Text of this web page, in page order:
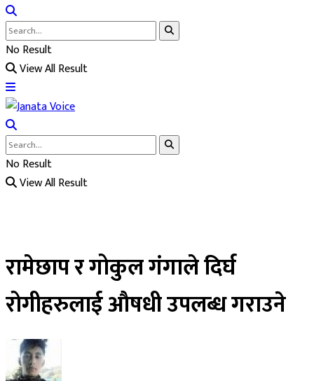
No Result
View All Result
No Result
View All Result
रामेछाप र गोकुल गंगाले दिर्घ
रोगीहरुलाई औषधी उपलब्ध गराउने